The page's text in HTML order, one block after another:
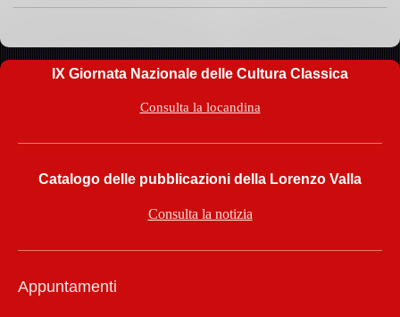
IX Giornata Nazionale delle Cultura Classica
Consulta la locandina
Catalogo delle pubblicazioni della Lorenzo Valla
Consulta la notizia
Appuntamenti